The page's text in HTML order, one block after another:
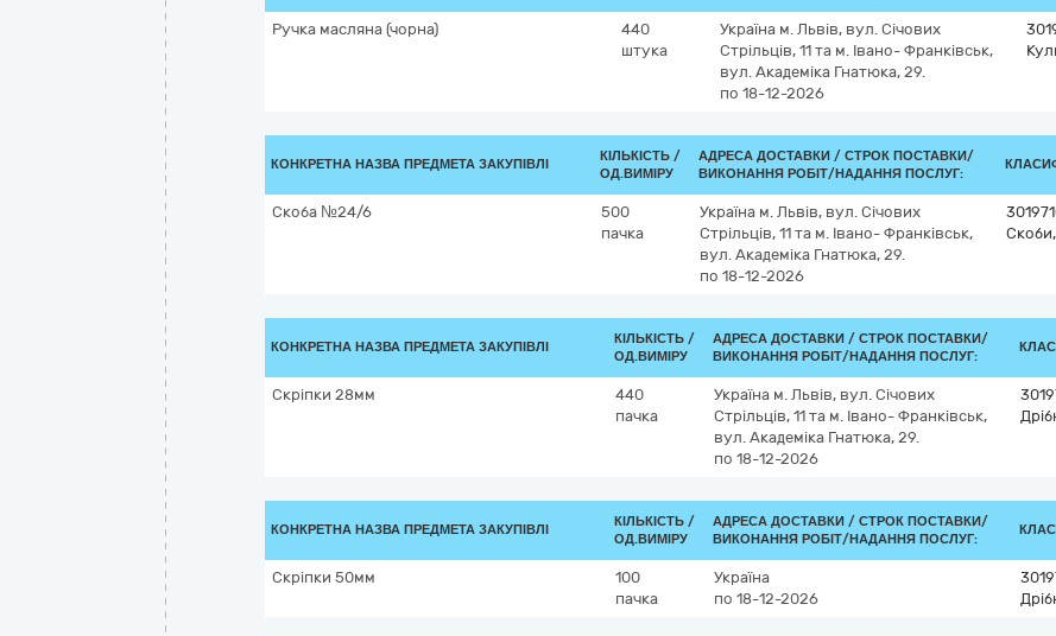
Ручка масляна (чорна)
440
штука
Україна м. Львів, вул. Січових
Стрільців, 11 та м. Івано- Франківськ,
вул. Академіка Гнатюка, 29.
по 18-12-2026
КОНКРЕТНА НАЗВА ПРЕДМЕТА ЗАКУПІВЛІ
КІЛЬКІСТЬ /
ОД.ВИМІРУ
АДРЕСА ДОСТАВКИ / СТРОК ПОСТАВКИ/
ВИКОНАННЯ РОБІТ/НАДАННЯ ПОСЛУГ:
Скоба №24/6
500
пачка
Україна м. Львів, вул. Січових
Стрільців, 11 та м. Івано- Франківськ,
вул. Академіка Гнатюка, 29.
по 18-12-2026
КОНКРЕТНА НАЗВА ПРЕДМЕТА ЗАКУПІВЛІ
КІЛЬКІСТЬ /
ОД.ВИМІРУ
АДРЕСА ДОСТАВКИ / СТРОК ПОСТАВКИ/
ВИКОНАННЯ РОБІТ/НАДАННЯ ПОСЛУГ:
Скріпки 28мм
440
пачка
Україна м. Львів, вул. Січових
Стрільців, 11 та м. Івано- Франківськ,
вул. Академіка Гнатюка, 29.
по 18-12-2026
КОНКРЕТНА НАЗВА ПРЕДМЕТА ЗАКУПІВЛІ
КІЛЬКІСТЬ /
ОД.ВИМІРУ
АДРЕСА ДОСТАВКИ / СТРОК ПОСТАВКИ/
ВИКОНАННЯ РОБІТ/НАДАННЯ ПОСЛУГ:
Скріпки 50мм
100
пачка
Україна
по 18-12-2026